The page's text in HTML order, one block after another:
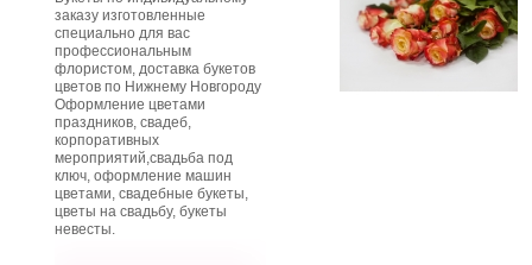
заказу изготовленные
специально для вас
профессиональным
флористом, доставка букетов
цветов по Нижнему Новгороду
Оформление цветами
праздников, свадеб,
корпоративных
мероприятий,свадьба под
ключ, оформление машин
цветами, свадебные букеты,
цветы на свадьбу, букеты
невесты.